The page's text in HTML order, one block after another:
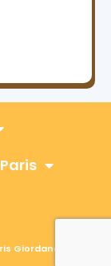
Giordano, Tous